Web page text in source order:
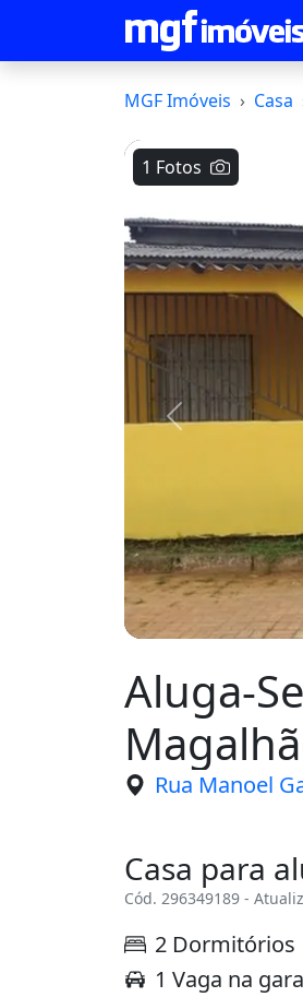
MGF Imóveis Casa
1 Fotos
Voltar
Aluga-
Rua Manoel
Casa para
Cód. 296349189 -
2 Dormitórios
1 Vaga na